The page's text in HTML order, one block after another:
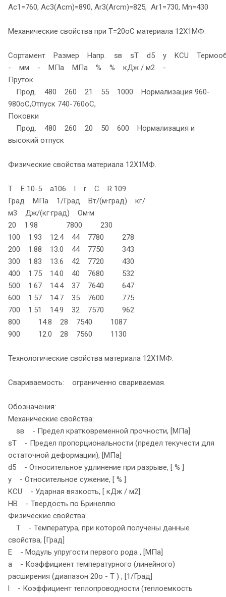
Ac1=760, Ac3(Acm)=890, Ar3(Arcm)=825, Ar1=730, Mn=430
Механические свойства при Т=20oС материала 12Х1МФ.
Сортамент Размер Напр. sв sT d5 y KCU
- мм - МПа МПа % % кДж / м2 -
Пруток
Прод. 480 260 21 55 1000 Нормализация 960-
980oC,Отпуск 740-760oC,
Поковки
Прод. 480 260 20 50 600 Нормализация и
высокий отпуск
Физические свойства материала 12Х1МФ.
T E 10-5 a106 l r C R 109
Град МПа 1/Град Вт/(м·град) кг/
м3 Дж/(кг·град) Ом·м
20 1.98 7800 230
100 1.93 12.4 44 7780 278
200 1.88 13.0 44 7750 343
300 1.83 13.6 42 7720 430
400 1.75 14.0 40 7680 532
500 1.67 14.4 37 7640 647
600 1.57 14.7 35 7600 775
700 1.51 14.9 32 7570 962
800 14.8 28 7540 1087
900 12.0 28 7560 1130
Технологические свойства материала 12Х1МФ.
Свариваемость: ограниченно свариваемая.
Обозначения:
Механические свойства:
sв - Предел кратковременной прочности, [МПа]
sT - Предел пропорциональности (предел текучести для
остаточной деформации), [МПа]
d5 - Относительное удлинение при разрыве, [ % ]
y - Относительное сужение, [ % ]
KCU - Ударная вязкость, [ кДж / м2]
HB - Твердость по Бринеллю
Физические свойства:
T - Температура, при которой получены данные
свойства, [Град]
E - Модуль упругости первого рода , [МПа]
a - Коэффициент температурного (линейного)
расширения (диапазон 20o - T ) , [1/Град]
l - Коэффициент теплопроводности (теплоемкость